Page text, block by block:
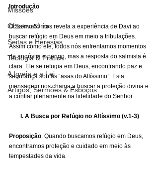
Missões
Observatório
Seitas e Heresias
Teologia & Prática
A Igreja e a Lei
Artigos, Sermões & Esboços
Introdução
O Salmo 57 nos revela a experiência de Davi ao
buscar refúgio em Deus em meio a tribulações.
Assim como ele, todos nós enfrentamos momentos
de angústia e perigo, mas a resposta do salmista é
clara: Ele se refugia em Deus, encontrando paz e
segurança sob as “asas do Altíssimo”. Esta
mensagem nos chama a buscar a proteção divina e
a confiar plenamente na fidelidade do Senhor.
I. A Busca por Refúgio no Altíssimo (v.1-3)
Proposição: Quando buscamos refúgio em Deus,
encontramos proteção e cuidado em meio às
tempestades da vida.